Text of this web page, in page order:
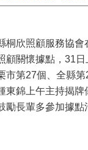
桐欣照顧服務協會
顧關懷據點，31
市第27個、全縣第
東錦上午主持揭牌
勵長輩多參加據點